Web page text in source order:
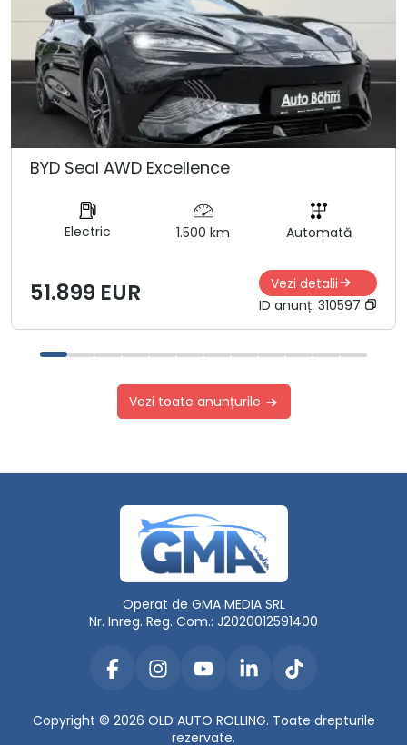
BYD Seal AWD Excellence
Electric 1.500 km Automată
51.899 EUR
Vezi detalii
ID anunț: 310597
Vezi toate anunțurile
Operat de GMA MEDIA SRL
Nr. Inreg. Reg. Com.: J2020012591400
Copyright © 2026 OLD AUTO ROLLING. Toate drepturile
rezervate.